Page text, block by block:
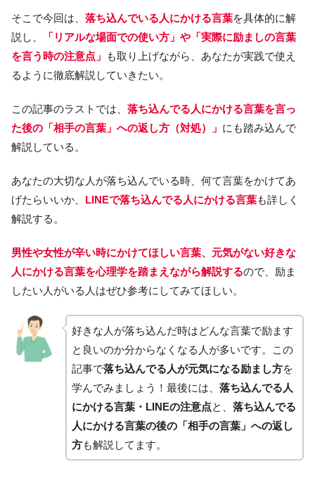
そこで今回は、 落ち込んでいる人にかける言葉を具体的に解
説し、
「リアルな場面での使い方」や「実際に励ましの言葉
を言う時の注意点」
も取り上げながら、あなたが実践で使え
るように徹底解説していきたい。
この記事のラストでは、 落ち込んでる人にかける言葉を言っ
た後の「相手の言葉」への返し方（対処）」 にも踏み込んで
解説している。
あなたの大切な人が落ち込んでいる時、何て言葉をかけてあ
げたらいいか、 LINEで落ち込んでる人にかける言葉も詳しく
解説する。
男性や女性が辛い時にかけてほしい言葉、元気がない好きな
人にかける言葉を心理学を踏まえながら解説するので、励ま
したい人がいる人はぜひ参考にしてみてほしい。
好きな人が落ち込んだ時はどんな言葉で励ます
と良いのか分からなくなる人が多いです。この
記事で落ち込んでる人が元気になる励まし方を
学んでみましょう！最後には、 落ち込んでる人
にかける言葉・LINEの注意点と、 落ち込んでる
人にかける言葉の後の「相手の言葉」への返し
方も解説してます。